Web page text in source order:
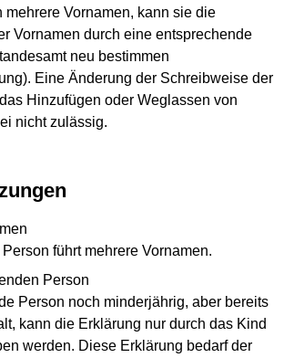
mehrere Vornamen, kann sie die
Vornamen durch eine entsprechende
neu bestimmen
Eine Änderung der Schreibweise der
Hinzufügen oder Weglassen von
nicht zulässig.
führt mehrere Vornamen.
Person
Person noch minderjährig, aber bereits
kann die Erklärung nur durch das Kind
werden. Diese Erklärung bedarf der